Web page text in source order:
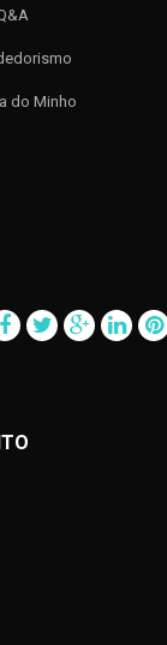
do Minho